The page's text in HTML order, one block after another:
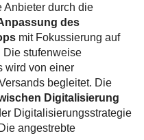
Anbieter durch die
des
mit Fokussierung auf
Die stufenweise
wird von einer
begleitet. Die
Digitalisierung
Digitalisierungsstrategie
angestrebte